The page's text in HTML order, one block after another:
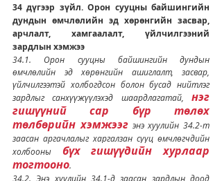
34 дүгээр зүйл. Орон сууцны байшингийн
дундын өмчлөлийн эд хөрөнгийн засвар,
арчлалт, хамгаалалт, үйлчилгээний
зардлын хэмжээ
34.1. Орон сууцны байшингийн дундын
өмчлөлийн эд хөрөнгийн ашиглалт, засвар,
үйлчилгээтэй холбогдсон болон бусад нийтлэг
зардлыг санхүүжүүлэхэд шаардлагатай, нэг
гишүүний сар бүр төлөх
төлбөрийн хэмжээг энэ хуулийн 34.2-т
заасан аргачлалыг харгалзан сууц өмчлөгчдийн
холбооны
бүх гишүүдийн хурлаар
тогтооно.
34.2. Энэ хуулийн 34.1-д заасан зардлын доод